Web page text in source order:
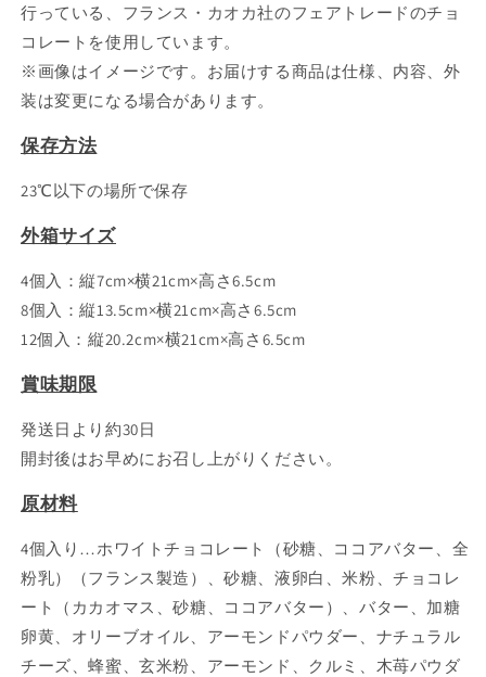
行っている、フランス・カオカ社のフェアトレードのチョ
コレートを使用しています。
※画像はイメージです。お届けする商品は仕様、内容、外
装は変更になる場合があります。
保存方法
23℃以下の場所で保存
外箱サイズ
4個入：縦7cm×横21cm×高さ6.5cm
8個入：縦13.5cm×横21cm×高さ6.5cm
12個入：縦20.2cm×横21cm×高さ6.5cm
賞味期限
発送日より約30日
開封後はお早めにお召し上がりください。
原材料
4個入り…ホワイトチョコレート（砂糖、ココアバター、全
粉乳）（フランス製造）、砂糖、液卵白、米粉、チョコレ
ート（カカオマス、砂糖、ココアバター）、バター、加糖
卵黄、オリーブオイル、アーモンドパウダー、ナチュラル
チーズ、蜂蜜、玄米粉、アーモンド、クルミ、木苺パウダ